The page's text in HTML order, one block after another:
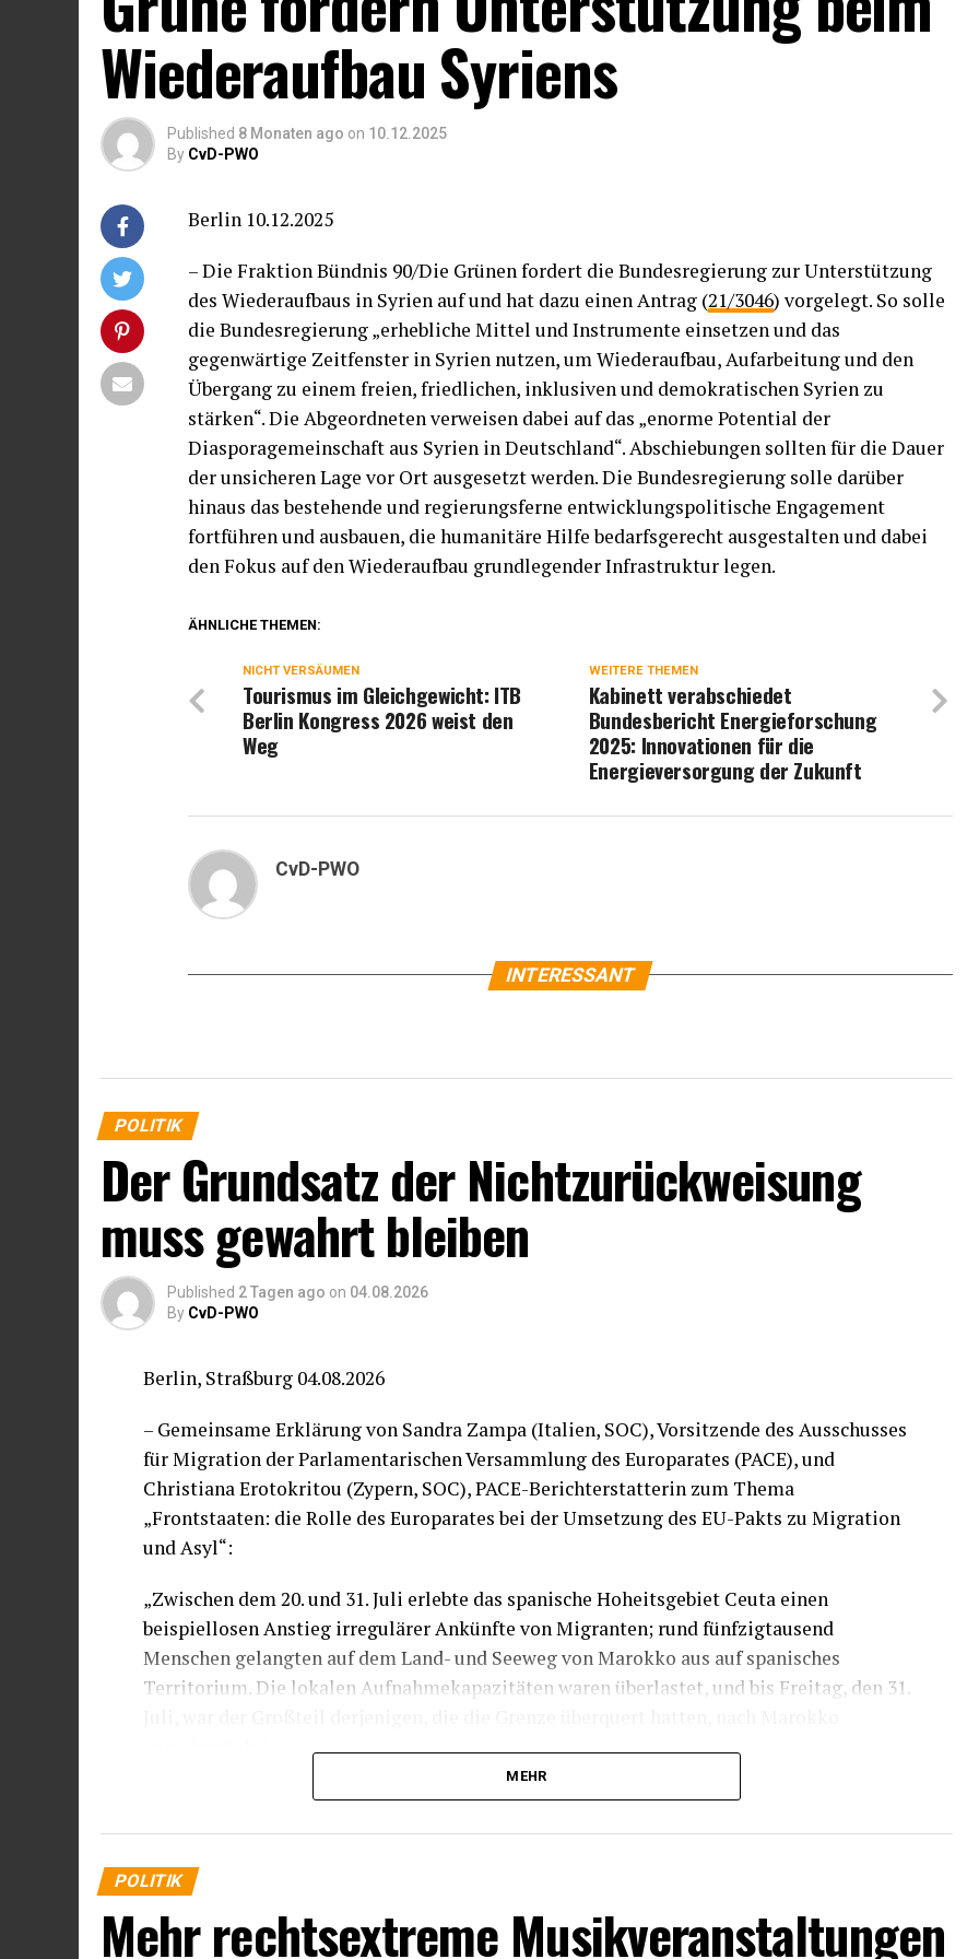
Wiederaufbau Syriens
Published 8 Monaten ago on 10.12.2025
By CvD-PWO
Berlin 10.12.2025
– Die Fraktion Bündnis 90/Die Grünen fordert die Bundesregierung zur Unterstützung
des Wiederaufbaus in Syrien auf und hat dazu einen Antrag (21/3046) vorgelegt. So solle
die Bundesregierung „erhebliche Mittel und Instrumente einsetzen und das
gegenwärtige Zeitfenster in Syrien nutzen, um Wiederaufbau, Aufarbeitung und den
Übergang zu einem freien, friedlichen, inklusiven und demokratischen Syrien zu
stärken“. Die Abgeordneten verweisen dabei auf das „enorme Potential der
Diasporagemeinschaft aus Syrien in Deutschland“. Abschiebungen sollten für die Dauer
der unsicheren Lage vor Ort ausgesetzt werden. Die Bundesregierung solle darüber
hinaus das bestehende und regierungsferne entwicklungspolitische Engagement
fortführen und ausbauen, die humanitäre Hilfe bedarfsgerecht ausgestalten und dabei
den Fokus auf den Wiederaufbau grundlegender Infrastruktur legen.
ÄHNLICHE THEMEN:
WEITERE THEMEN
Kabinett verabschiedet
Bundesbericht Energieforschung
2025: Innovationen für die
Energieversorgung der Zukunft
NICHT VERSÄUMEN
Tourismus im Gleichgewicht: ITB
Berlin Kongress 2026 weist den
Weg
CvD-PWO
INTERESSANT
POLITIK
Der Grundsatz der Nichtzurückweisung
muss gewahrt bleiben
Published 2 Tagen ago on 04.08.2026
By CvD-PWO
Berlin, Straßburg 04.08.2026
– Gemeinsame Erklärung von Sandra Zampa (Italien, SOC), Vorsitzende des Ausschusses
für Migration der Parlamentarischen Versammlung des Europarates (PACE), und
Christiana Erotokritou (Zypern, SOC), PACE-Berichterstatterin zum Thema
„Frontstaaten: die Rolle des Europarates bei der Umsetzung des EU-Pakts zu Migration
und Asyl“:
„Zwischen dem 20. und 31. Juli erlebte das spanische Hoheitsgebiet Ceuta einen
beispiellosen Anstieg irregulärer Ankünfte von Migranten; rund fünfzigtausend
Menschen gelangten auf dem Land- und Seeweg von Marokko aus auf spanisches
Territorium. Die lokalen Aufnahmekapazitäten waren überlastet, und bis Freitag, den 31.
Tragischerweise bestätigen offizielle Berichte, dass bei diesen gefährlichen
nicht ignoriert werden darf. Ebenso stehen wir an der Seite der Bevölkerung von Ceuta,
die mit einer außergewöhnlichen humanitären Krise konfrontiert war, welche die
lokalen Ressourcen bis an die Grenzen ihrer Belastbarkeit beanspruchte.
MEHR
POLITIK
Mehr rechtsextreme Musikveranstaltungen